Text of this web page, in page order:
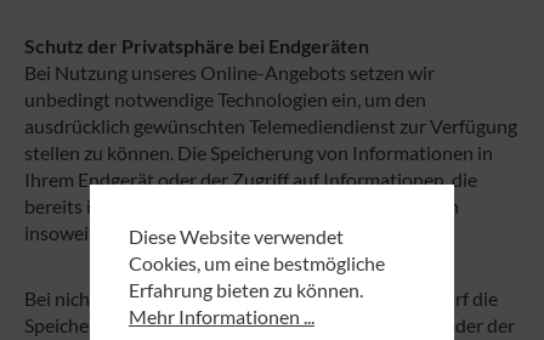
Schutz der Privatsphäre bei Endgeräten
Bei Nutzung unseres Online-Angebots setzen wir
unbedingt notwendige Technologien ein, um den
ausdrücklich gewünschten Telemediendienst zur Verfügung
stellen zu können. Die Speicherung von Informationen in
Ihrem Endgerät oder der Zugriff auf Informationen, die
bereits in Ihrem Endgerät gespeichert sind, bedürfen
insoweit keiner Einwilligung.
Bei nicht unbedingt erforderlichen Funktionen bedarf die
Speicherung von Informationen in Ihrem Endgerät oder der
Diese Website verwendet
Cookies, um eine bestmögliche
Erfahrung bieten zu können.
Mehr Informationen ...